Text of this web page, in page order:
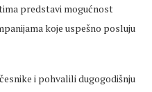
predstavi mogućnost
koje uspešno posluju
i pohvalili dugogodišnju